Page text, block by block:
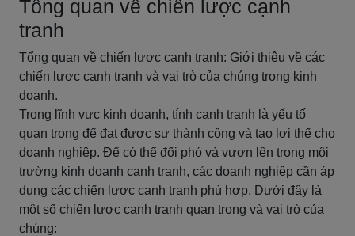
Tổng quan về chiến lược cạnh
tranh
Tổng quan về chiến lược cạnh tranh: Giới thiệu về các
chiến lược cạnh tranh và vai trò của chúng trong kinh
doanh.
Trong lĩnh vực kinh doanh, tính cạnh tranh là yếu tố
quan trọng để đạt được sự thành công và tạo lợi thế cho
doanh nghiệp. Để có thể đối phó và vươn lên trong môi
trường kinh doanh cạnh tranh, các doanh nghiệp cần áp
dụng các chiến lược cạnh tranh phù hợp. Dưới đây là
một số chiến lược cạnh tranh quan trọng và vai trò của
chúng: